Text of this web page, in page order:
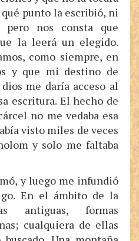
qué punto la escribió, ni
pero nos consta que
la leerá un elegido.
como siempre, en
y que mi destino de
me daría acceso al
escritura. El hecho de
no me vedaba esa
visto miles de veces
y solo me faltaba
y luego me infundió
En el ámbito de la
antiguas, formas
cualquiera de ellas